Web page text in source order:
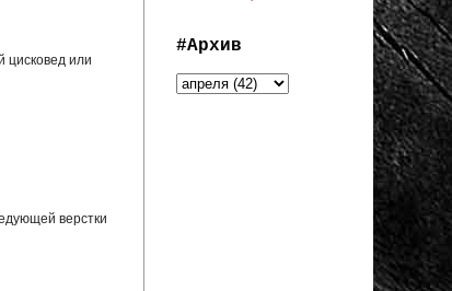
цисковед или
верстки
#Архив